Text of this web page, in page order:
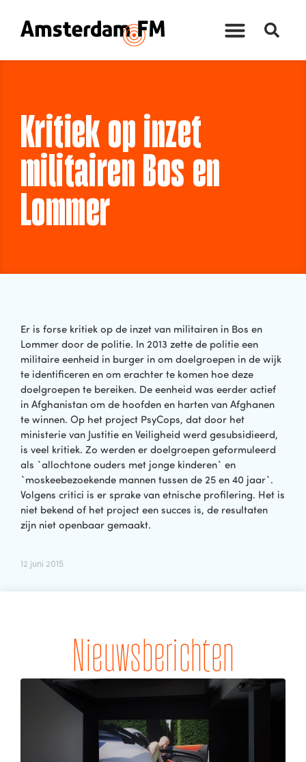
Kritiek op inzet
militairen Bos en
Lommer
Er is forse kritiek op de inzet van militairen in Bos en
Lommer door de politie. In 2013 zette de politie een
militaire eenheid in burger in om doelgroepen in de wijk
te identificeren en om erachter te komen hoe deze
doelgroepen te bereiken. De eenheid was eerder actief
in Afghanistan om de hoofden en harten van Afghanen
te winnen. Op het project PsyCops, dat door het
ministerie van Justitie en Veiligheid werd gesubsidieerd,
is veel kritiek. Zo werden er doelgroepen geformuleerd
als `allochtone ouders met jonge kinderen` en
`moskeebezoekende mannen tussen de 25 en 40 jaar`.
Volgens critici is er sprake van etnische profilering. Het is
niet bekend of het project een succes is, de resultaten
zijn niet openbaar gemaakt.
12 juni 2015
Nieuwsberichten